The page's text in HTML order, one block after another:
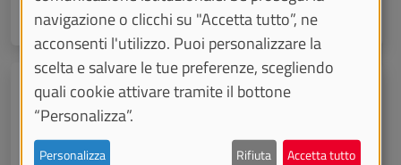
IN PRESENZA
sabato 12 settembre 2026dalle ore 10:00 alle 19:00
Ludica Scienza: la scienza dietro al gioco, il
gioco dietro alla scienza
navigazione o clicchi su "Accetta tutto”, ne
acconsenti l'utilizzo. Puoi personalizzare la
scelta e salvare le tue preferenze, scegliendo
quali cookie attivare tramite il bottone
“Personalizza”.
Personalizza Rifiuta Accetta tutto